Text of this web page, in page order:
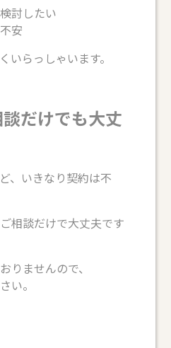
討したい
安
いらっしゃいます。
だけでも大丈
、いきなり契約は不
相談だけで大丈夫です
りませんので、
い。